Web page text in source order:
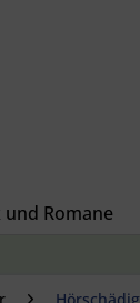
und Romane